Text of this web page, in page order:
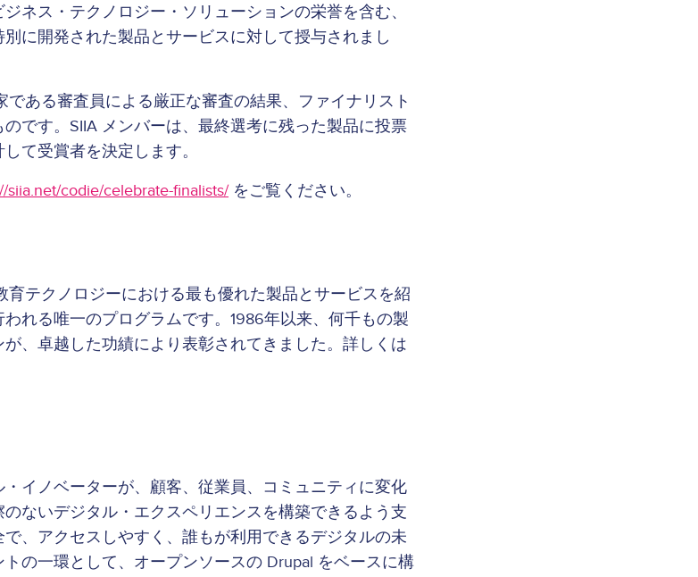
ネス・テクノロジー・ソリューションの栄誉を含む、
に開発された製品とサービスに対して授与されまし
である審査員による厳正な審査の結果、ファイナリスト
です。SIIA メンバーは、最終選考に残った製品に投票
て受賞者を決定します。
siia.net/codie/celebrate-finalists/ をご覧ください。
育テクノロジーにおける最も優れた製品とサービスを紹
れる唯一のプログラムです。1986年以来、何千もの製
、卓越した功績により表彰されてきました。詳しくは
イノベーターが、顧客、従業員、コミュニティに変化
ないデジタル・エクスペリエンスを構築できるよう支
、アクセスしやすく、誰もが利用できるデジタルの未
の一環として、オープンソースの Drupal をベースに構